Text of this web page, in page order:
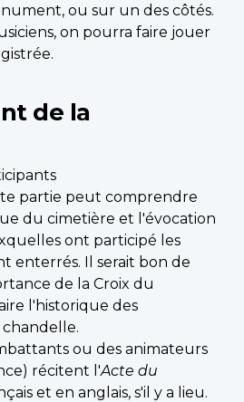
ou sur un des côtés.
on pourra faire jouer
de la
partie peut comprendre
du cimetière et l'évocation
ont participé les
enterrés. Il serait bon de
de la Croix du
l'historique des
chandelle.
ou des animateurs
récitent l'Acte du
et en anglais, s'il y a lieu.